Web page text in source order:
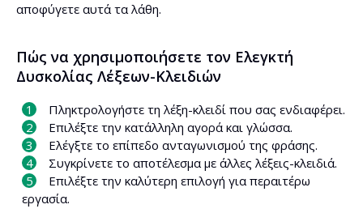
αποφύγετε αυτά τα λάθη.
Πώς να χρησιμοποιήσετε τον Ελεγκτή
Δυσκολίας Λέξεων-Κλειδιών
Πληκτρολογήστε τη λέξη-κλειδί που σας ενδιαφέρει.
Επιλέξτε την κατάλληλη αγορά και γλώσσα.
Ελέγξτε το επίπεδο ανταγωνισμού της φράσης.
Συγκρίνετε το αποτέλεσμα με άλλες λέξεις-κλειδιά.
Επιλέξτε την καλύτερη επιλογή για περαιτέρω
εργασία.